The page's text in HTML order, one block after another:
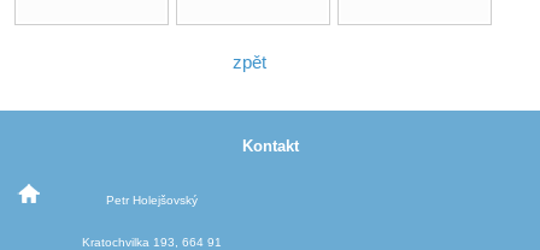
zpět
Kontakt
Petr Holejšovský
Kratochvilka 193, 664 91